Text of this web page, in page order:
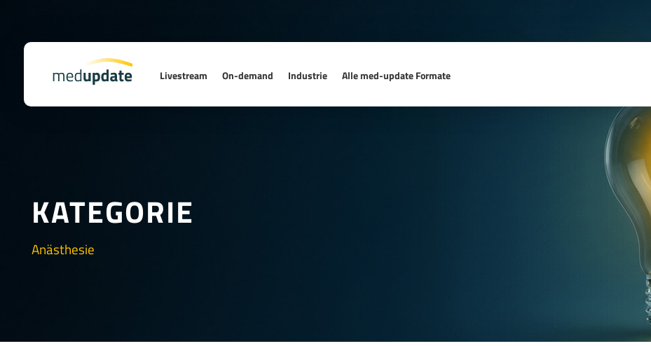
Livestream On-demand Industrie Alle med-update Formate
KATEGORIE
Anästhesie